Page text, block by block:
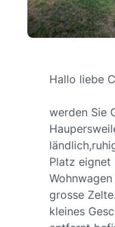
Hallo liebe
werden Sie
Platz eignet
grosse
kleines